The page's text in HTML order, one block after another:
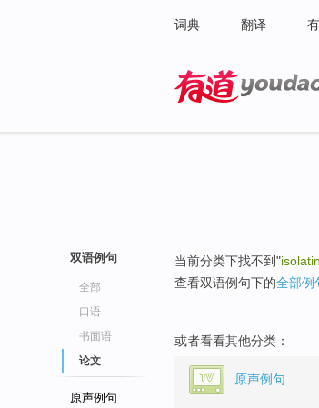
词典 翻译
双语例句
全部
口语
书面语
论文
原声例句
当前分类下找不到"
查看双语例句下的全部例
或者看看其他分类：
原声例句